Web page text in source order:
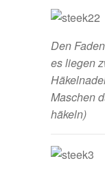
Den
es liegen
Maschen
häkeln)